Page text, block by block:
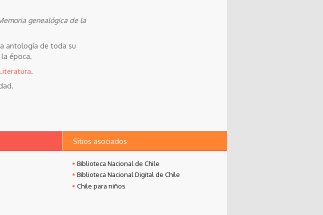
genealógica de la
antología de toda su
época.
Sitios asociados
Biblioteca Nacional de Chile
Biblioteca Nacional Digital de Chile
Chile para niños